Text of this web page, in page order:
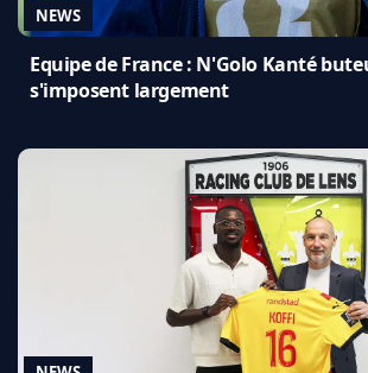
NEWS
Equipe de France : N'Golo Kanté
s'imposent largement